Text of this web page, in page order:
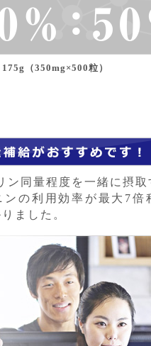
（350mg×500粒）
ン同量程度を一緒に摂取
の利用効率が最大7倍
ました。